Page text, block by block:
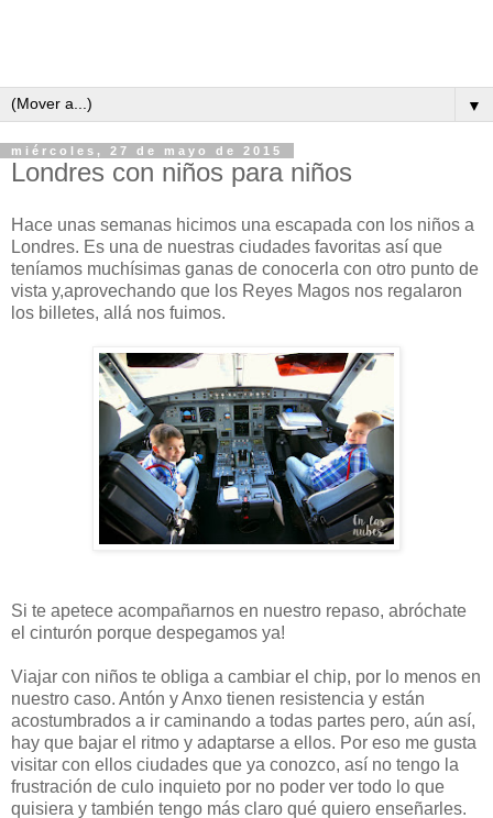
▼
miércoles, 27 de mayo de 2015
Londres con niños para niños
Hace unas semanas hicimos una escapada con los niños a
Londres. Es una de nuestras ciudades favoritas así que
teníamos muchísimas ganas de conocerla con otro punto de
vista y,aprovechando que los Reyes Magos nos regalaron
los billetes, allá nos fuimos.
Si te apetece acompañarnos en nuestro repaso, abróchate
el cinturón porque despegamos ya!
Viajar con niños te obliga a cambiar el chip, por lo menos en
nuestro caso. Antón y Anxo tienen resistencia y están
acostumbrados a ir caminando a todas partes pero, aún así,
hay que bajar el ritmo y adaptarse a ellos. Por eso me gusta
visitar con ellos ciudades que ya conozco, así no tengo la
frustración de culo inquieto por no poder ver todo lo que
quisiera y también tengo más claro qué quiero enseñarles.